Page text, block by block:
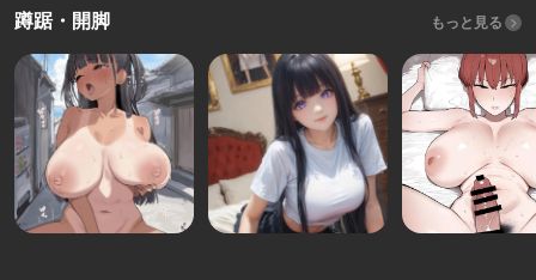
蹲踞・開脚 もっと見る